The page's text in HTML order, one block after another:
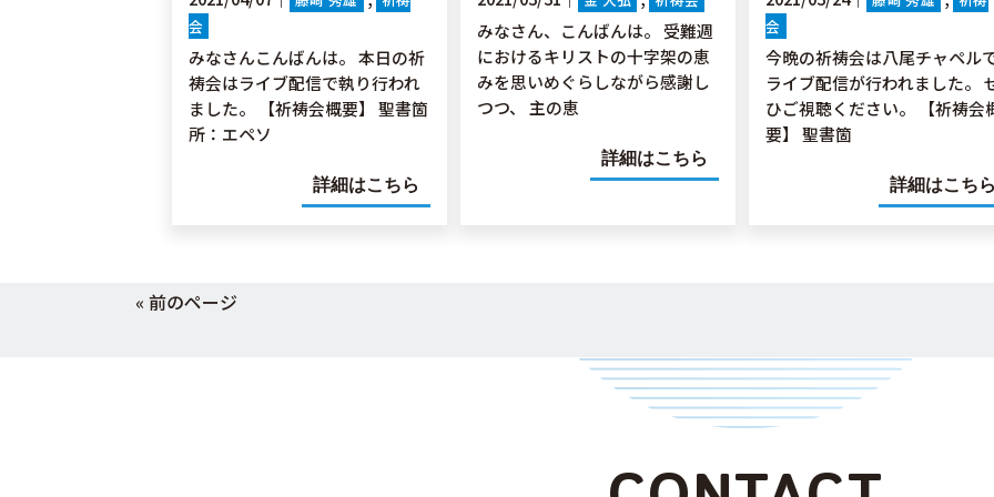
会
みなさんこんばんは。 本日の祈
祷会はライブ配信で執り行われ
ました。 【祈祷会概要】 聖書箇
所：エペソ
詳細はこちら
みなさん、こんばんは。 受難週
におけるキリストの十字架の恵
みを思いめぐらしながら感謝し
つつ、 主の恵
詳細はこちら
会
今晩の祈祷会は八尾チャペル
ライブ配信が行われました。
ひご視聴ください。 【祈祷会
要】 聖書箇
詳細はこちら
« 前のページ